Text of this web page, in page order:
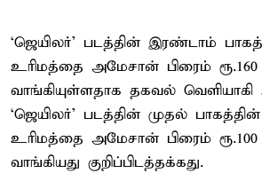
‘ஜெயிலர்’ படத்தின் இரண்டாம்
உரிமத்தை அமேசான் பிரைம் ரூ.160
வாங்கியுள்ளதாக தகவல்
‘ஜெயிலர்’ படத்தின் முதல் பாகத்தின்
உரிமத்தை அமேசான் பிரைம் ரூ.100
வாங்கியது குறிப்பிடத்தக்கது.